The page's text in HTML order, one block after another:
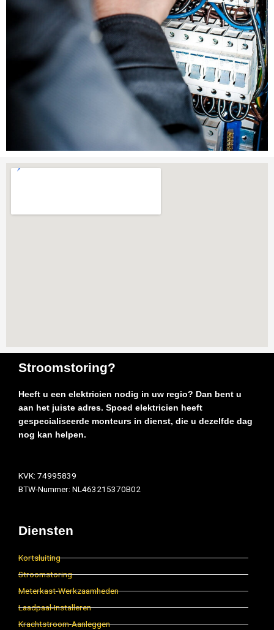
Stroomstoring?
Heeft u een elektricien nodig in uw regio? Dan bent u
aan het juiste adres. Spoed elektricien heeft
gespecialiseerde monteurs in dienst, die u dezelfde dag
nog kan helpen.
KVK: 74995839
BTW-Nummer: NL463215370B02
Diensten
Kortsluiting
Stroomstoring
Meterkast-Werkzaamheden
Laadpaal-Installeren
Krachtstroom-Aanleggen